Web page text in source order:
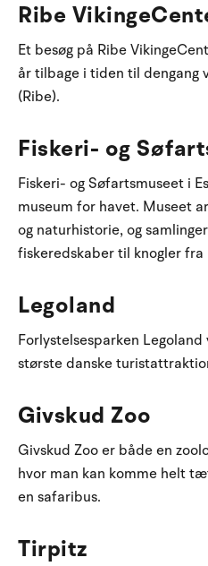
Ribe
Et besøg på Ribe
år tilbage i tiden til dengang
(Ribe).
Fiskeri- og
Fiskeri- og Søfartsmuseet i
museum for havet. Museet
og naturhistorie, og
fiskeredskaber til knogler fra
Legoland
Forlystelsesparken
største danske
Givskud Zoo
Givskud Zoo er både en
hvor man kan komme helt
en safaribus.
Tirpitz